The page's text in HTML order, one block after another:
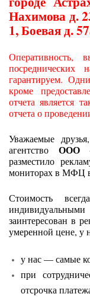
Нахимова д.
1, Боевая д.
посреднических
гарантируем.
кроме
отчета является
отчета о
Уважаемые
агентство ООО
разместило
мониторах в МФЦ
Стоимость
заинтересован в
умеренной цене, у
у нас — самые
при
отсрочка